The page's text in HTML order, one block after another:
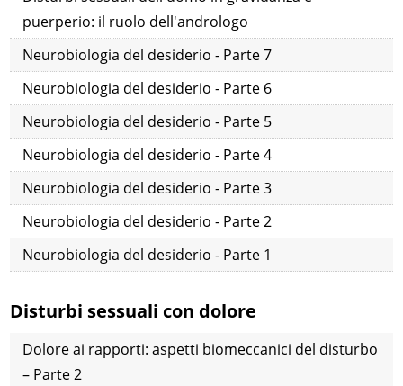
puerperio: il ruolo dell'andrologo
Neurobiologia del desiderio - Parte 7
Neurobiologia del desiderio - Parte 6
Neurobiologia del desiderio - Parte 5
Neurobiologia del desiderio - Parte 4
Neurobiologia del desiderio - Parte 3
Neurobiologia del desiderio - Parte 2
Neurobiologia del desiderio - Parte 1
Disturbi sessuali con dolore
Dolore ai rapporti: aspetti biomeccanici del disturbo
– Parte 2